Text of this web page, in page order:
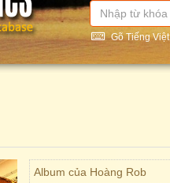
Gõ Tiếng Việt
Album của Hoàng Rob